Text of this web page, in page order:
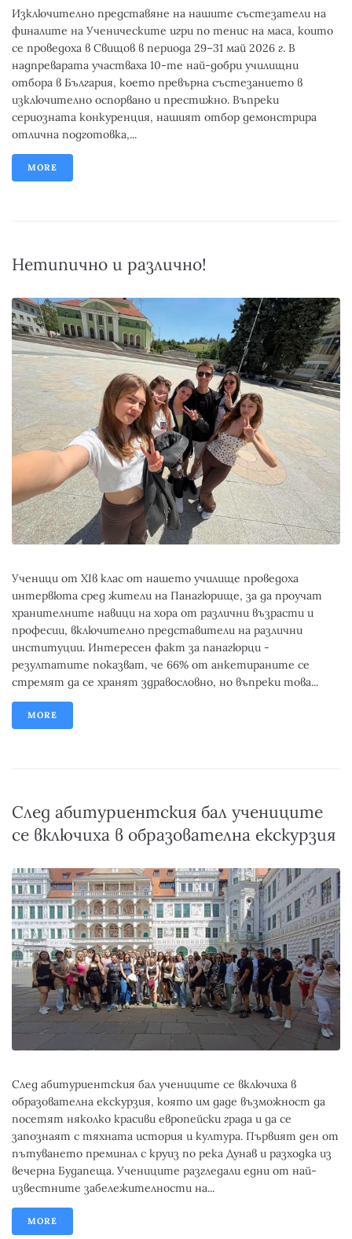
Изключително представяне на нашите състезатели на
финалите на Ученическите игри по тенис на маса, които
се проведоха в Свищов в периода 29–31 май 2026 г. В
надпреварата участваха 10-те най-добри училищни
отбора в България, което превърна състезанието в
изключително оспорвано и престижно. Въпреки
сериозната конкуренция, нашият отбор демонстрира
отлична подготовка,...
MORE
Нетипично и различно!
Ученици от XIв клас от нашето училище проведоха
интервюта сред жители на Панагюрище, за да проучат
хранителните навици на хора от различни възрасти и
професии, включително представители на различни
институции. Интересен факт за панагюрци -
резултатите показват, че 66% от анкетираните се
стремят да се хранят здравословно, но въпреки това...
MORE
След абитуриентския бал учениците
се включиха в образователна екскурзия
След абитуриентския бал учениците се включиха в
образователна екскурзия, която им даде възможност да
посетят няколко красиви европейски града и да се
запознаят с тяхната история и култура. Първият ден от
пътуването преминал с круиз по река Дунав и разходка из
вечерна Будапеща. Учениците разгледали едни от най-
известните забележителности на...
MORE